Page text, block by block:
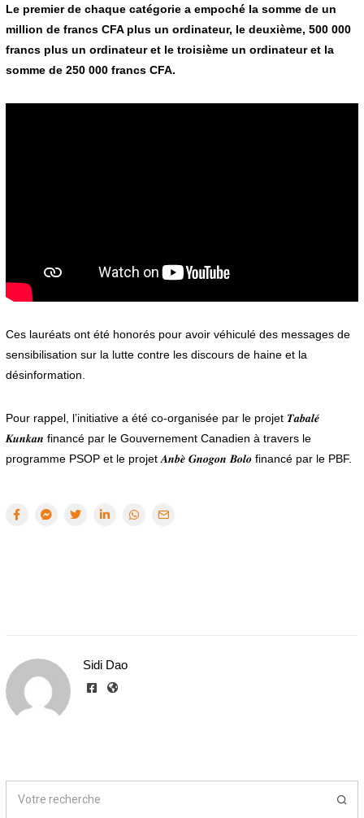
Le premier de chaque catégorie a empoché la somme de un
million de francs CFA plus un ordinateur, le deuxième, 500 000
francs plus un ordinateur et le troisième un ordinateur et la
somme de 250 000 francs CFA.
Ces lauréats ont été honorés pour avoir véhiculé des messages de
sensibilisation sur la lutte contre les discours de haine et la
désinformation.
Pour rappel, l’initiative a été co-organisée par le projet 𝑻𝒂𝒃𝒂𝒍𝒆́
𝑲𝒖𝒏𝒌𝒂𝒏 financé par le Gouvernement Canadien à travers le
programme PSOP et le projet 𝑨𝒏𝒃𝒆̀ 𝑮𝒏𝒐𝒈𝒐𝒏 𝑩𝒐𝒍𝒐 financé par le PBF.
Sidi Dao